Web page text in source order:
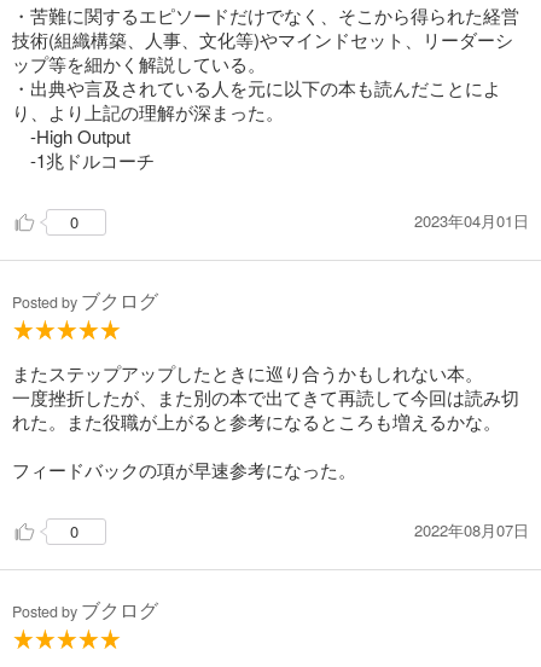
・苦難に関するエピソードだけでなく、そこから得られた経営
技術(組織構築、人事、文化等)やマインドセット、リーダーシ
ップ等を細かく解説している。
・出典や言及されている人を元に以下の本も読んだことによ
り、より上記の理解が深まった。
-High Output
-1兆ドルコーチ
0 2023年04月01日
Posted by ブクログ
またステップアップしたときに巡り合うかもしれない本。
一度挫折したが、また別の本で出てきて再読して今回は読み切
れた。また役職が上がると参考になるところも増えるかな。
フィードバックの項が早速参考になった。
0 2022年08月07日
Posted by ブクログ